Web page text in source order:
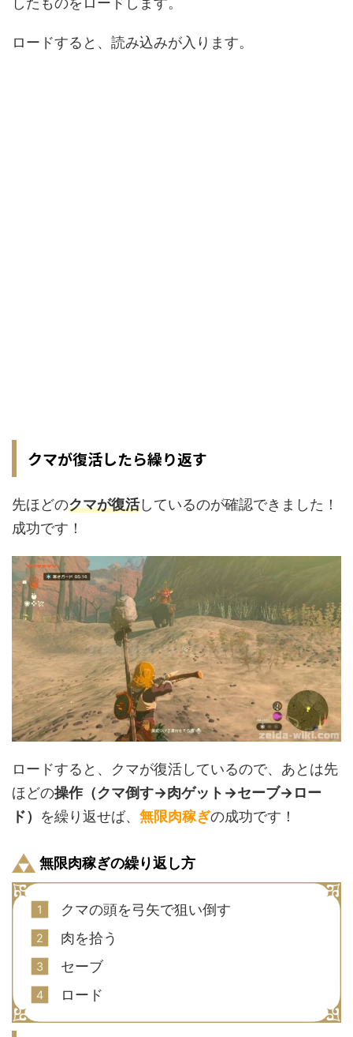
ロードすると、読み込みが入ります。
クマが復活したら繰り返す
先ほどのクマが復活しているのが確認できました！
成功です！
ロードすると、クマが復活しているので、あとは先
ほどの操作（クマ倒す→肉ゲット→セーブ→ロー
ド） を繰り返せば、 無限肉稼ぎの成功です！
無限肉稼ぎの繰り返し方
クマの頭を弓矢で狙い倒す
肉を拾う
セーブ
ロード